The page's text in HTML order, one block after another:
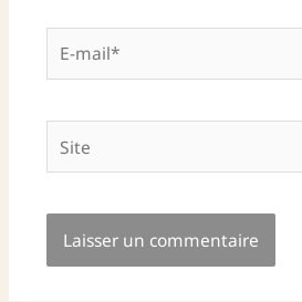
mail*
Site